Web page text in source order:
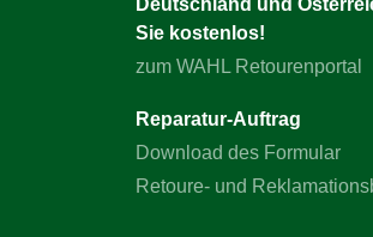
Deutschland und
Sie kostenlos!
zum WAHL Retourenportal
Reparatur-Auftrag
Download des Formular
Retoure- und